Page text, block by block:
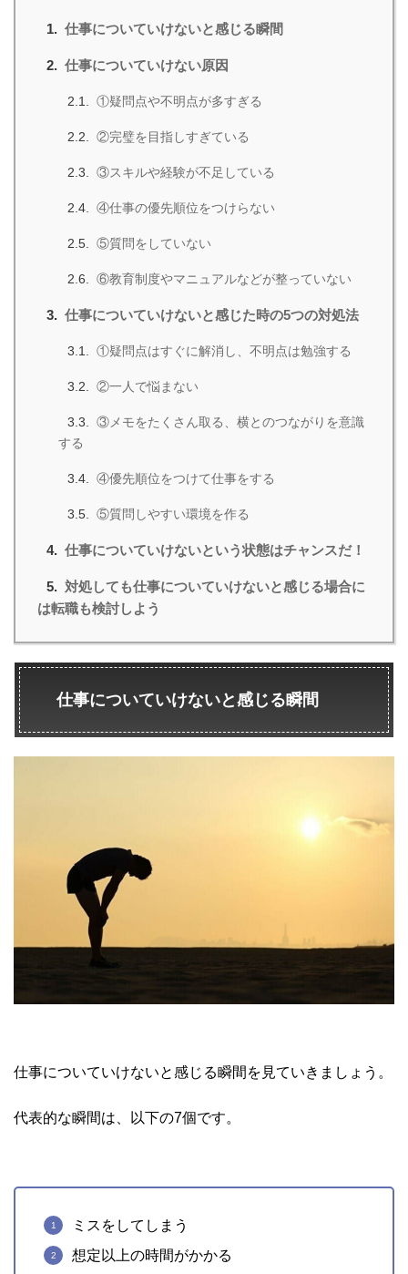
仕事についていけないと感じる瞬間
仕事についていけない原因
①疑問点や不明点が多すぎる
②完璧を目指しすぎている
③スキルや経験が不足している
④仕事の優先順位をつけらない
⑤質問をしていない
⑥教育制度やマニュアルなどが整っていない
仕事についていけないと感じた時の5つの対処法
①疑問点はすぐに解消し、不明点は勉強する
②一人で悩まない
③メモをたくさん取る、横とのつながりを意識
する
④優先順位をつけて仕事をする
⑤質問しやすい環境を作る
仕事についていけないという状態はチャンスだ！
対処しても仕事についていけないと感じる場合に
は転職も検討しよう
仕事についていけないと感じる瞬間
仕事についていけないと感じる瞬間を見ていきましょう。
代表的な瞬間は、以下の7個です。
ミスをしてしまう
想定以上の時間がかかる